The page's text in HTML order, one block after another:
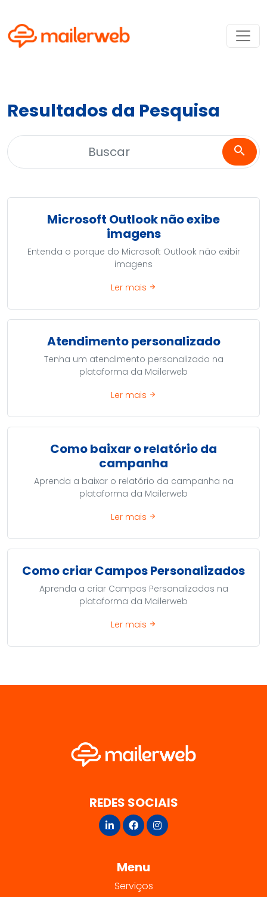
Resultados da Pesquisa
search
Microsoft Outlook não exibe
imagens
Entenda o porque do Microsoft Outlook não exibir
imagens
Ler mais arrow_forward
Atendimento personalizado
Tenha um atendimento personalizado na
plataforma da Mailerweb
Ler mais arrow_forward
Como baixar o relatório da
campanha
Aprenda a baixar o relatório da campanha na
plataforma da Mailerweb
Ler mais arrow_forward
Como criar Campos Personalizados
Aprenda a criar Campos Personalizados na
plataforma da Mailerweb
Ler mais arrow_forward
REDES SOCIAIS
Menu
Serviços